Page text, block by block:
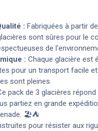
: Fabriquées à partir
sont sûres pour le
de
: Chaque glacière est
pour un transport facile
sont pleines.
pack de 3 glacières
partiez en grande
🏖️⛺
pour résister aux